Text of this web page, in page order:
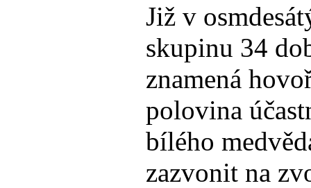
Již v
skupinu 34
znamená
polovina
bílého
zazvonit na